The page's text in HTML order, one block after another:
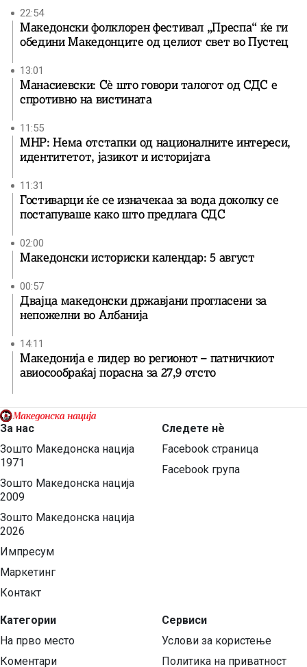
22:54
Македонски фолклорен фестивал „Преспа“ ќе ги
обедини Македонците од целиот свет во Пустец
13:01
Манасиевски: Сè што говори талогот од СДС е
спротивно на вистината
11:55
МНР: Нема отстапки од националните интереси,
идентитетот, јазикот и историјата
11:31
Гостиварци ќе се изначекаа за вода доколку се
постапуваше како што предлага СДС
02:00
Македонски историски календар: 5 август
00:57
Двајца македонски државјани прогласени за
непожелни во Албанија
14:11
Македонија е лидер во регионот – патничкиот
авиосообраќај порасна за 27,9 отсто
За нас
Зошто Македонска нација
1971
Зошто Македонска нација
2009
Зошто Македонска нација
2026
Импресум
Маркетинг
Контакт
Категории
На прво место
Коментари
Следете нѐ
Facebook страница
Facebook група
Сервиси
Услови за користење
Политика на приватност